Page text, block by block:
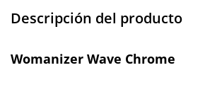
Descripción del producto
Womanizer Wave Chrome